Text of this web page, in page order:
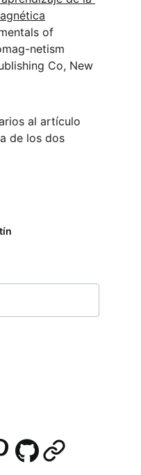
netism
Co, New
al artículo
de los dos